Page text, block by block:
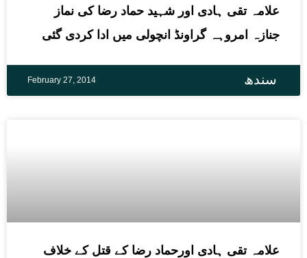
سندھ
علامہ تقی ہادی اور شہید حماد رضا کی نماز
جنازہ امروہہ گراونڈ انچولی میں ادا کردی گئی
February 27, 2014
علامہ تقی ہادی اورحماد رضا کے قتل کے خلاف